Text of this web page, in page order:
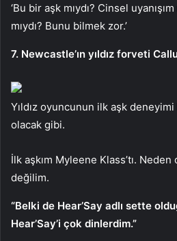
‘Bu bir aşk mıydı? Cinsel
mıydı? Bunu bilmek zor.’
7. Newcastle’ın yıldız forveti
Yıldız oyuncunun ilk aşk deneyimi
olacak gibi.
İlk aşkım Myleene Klass’tı.
değilim.
“Belki de Hear’Say adlı sette
Hear’Say’i çok dinlerdim.”